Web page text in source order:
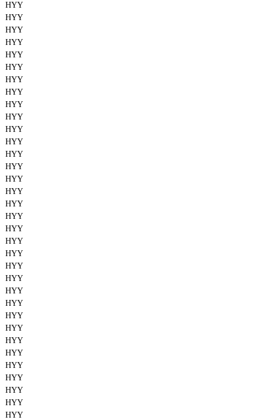
HYY
HYY
HYY
HYY
HYY
HYY
HYY
HYY
HYY
HYY
HYY
HYY
HYY
HYY
HYY
HYY
HYY
HYY
HYY
HYY
HYY
HYY
HYY
HYY
HYY
HYY
HYY
HYY
HYY
HYY
HYY
HYY
HYY
HYY